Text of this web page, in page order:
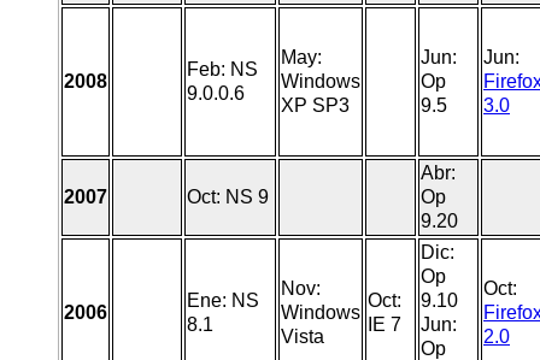
2008
Feb: NS
9.0.0.6
May:
Windows
XP SP3
Jun:
Op
9.5
Jun:
3.0
2007 Oct: NS 9
Abr:
Op
9.20
2006
Ene: NS
8.1
Nov:
Windows
Vista
Oct:
IE 7
Dic:
Op
9.10
Jun:
Op
Oct:
2.0